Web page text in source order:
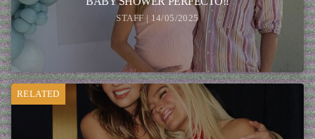
STAFF | 14/05/2025
RELATED